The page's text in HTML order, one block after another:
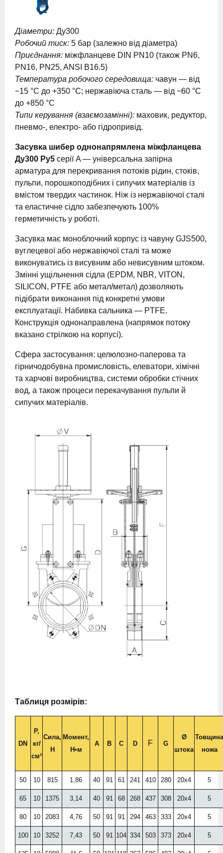
Діаметри: Ду300
Робочий тиск: 5 бар (залежно від діаметра)
Приєднання: міжфланцеве DIN PN10 (також PN6,
PN16, PN25, ANSI B16.5)
Температура робочого середовища: чавун — від
−15 °C до +350 °C; нержавіюча сталь — від −60 °C
до +850 °C
Типи керування (взаємозамінні): маховик, редуктор,
пневмо-, електро- або гідропривід.
Засувка шибер однонапрямлена міжфланцева
Ду300 Ру5 серії A — універсальна запірна
арматура для перекривання потоків рідин, стоків,
пульпи, порошкоподібних і сипучих матеріалів із
вмістом твердих частинок. Ніж із нержавіючої сталі
та еластичне сідло забезпечують 100%
герметичність у роботі.
Засувка має моноблочний корпус із чавуну GJS500,
вуглецевої або нержавіючої сталі та може
виконуватись із висувним або невисувним штоком.
Змінні ущільнення сідла (EPDM, NBR, VITON,
SILICON, PTFE або метал/метал) дозволяють
підібрати виконання під конкретні умови
експлуатації. Набивка сальника — PTFE.
Конструкція однонаправлена (напрямок потоку
вказано стрілкою на корпусі).
Сфера застосування: целюлозно-паперова та
гірничодобувна промисловість, елеватори, хімічні
та харчові виробництва, системи обробки стічних
вод, а також процеси перекачування пульпи й
сипучих матеріалів.
Таблиця розмірів:
DN
P,
кг/
см²
Сила,
H
Момент,
H•м
A B C D F G
Ø
штока
Товщина
ножа
50 10 815 1,86 40 91 61 241 410 280 20х4 5
65 10 1375 3,14 40 91 68 268 437 308 20х4 5
80 10 2083 4,76 50 91 91 294 463 333 20х4 5
100 10 3252 7,43 50 91 104 334 503 373 20х4 5